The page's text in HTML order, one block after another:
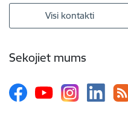
Visi kontakti
Sekojiet mums